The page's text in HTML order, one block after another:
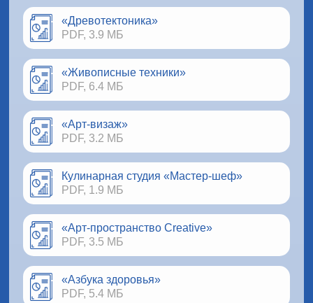
«Древотектоника»
PDF, 3.9 МБ
«Живописные техники»
PDF, 6.4 МБ
«Арт-визаж»
PDF, 3.2 МБ
Кулинарная студия «Мастер-шеф»
PDF, 1.9 МБ
«Арт-пространство Creative»
PDF, 3.5 МБ
«Азбука здоровья»
PDF, 5.4 МБ